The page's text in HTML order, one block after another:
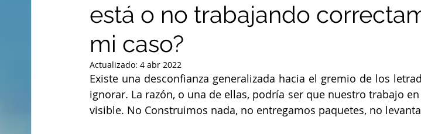
está o no trabajando
mi caso?
Actualizado: 4 abr 2022
Existe una desconfianza generalizada hacia el gremio de los
ignorar. La razón, o una de ellas, podría ser que nuestro trabajo
visible. No Construimos nada, no entregamos paquetes, no